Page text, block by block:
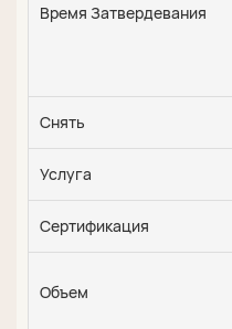
Время Затвердевания
Снять
Услуга
Сертификация
Объем